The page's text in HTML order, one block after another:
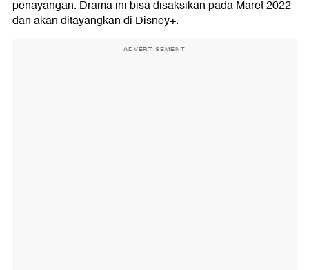
penayangan. Drama ini bisa disaksikan pada Maret 2022
dan akan ditayangkan di Disney+.
ADVERTISEMENT